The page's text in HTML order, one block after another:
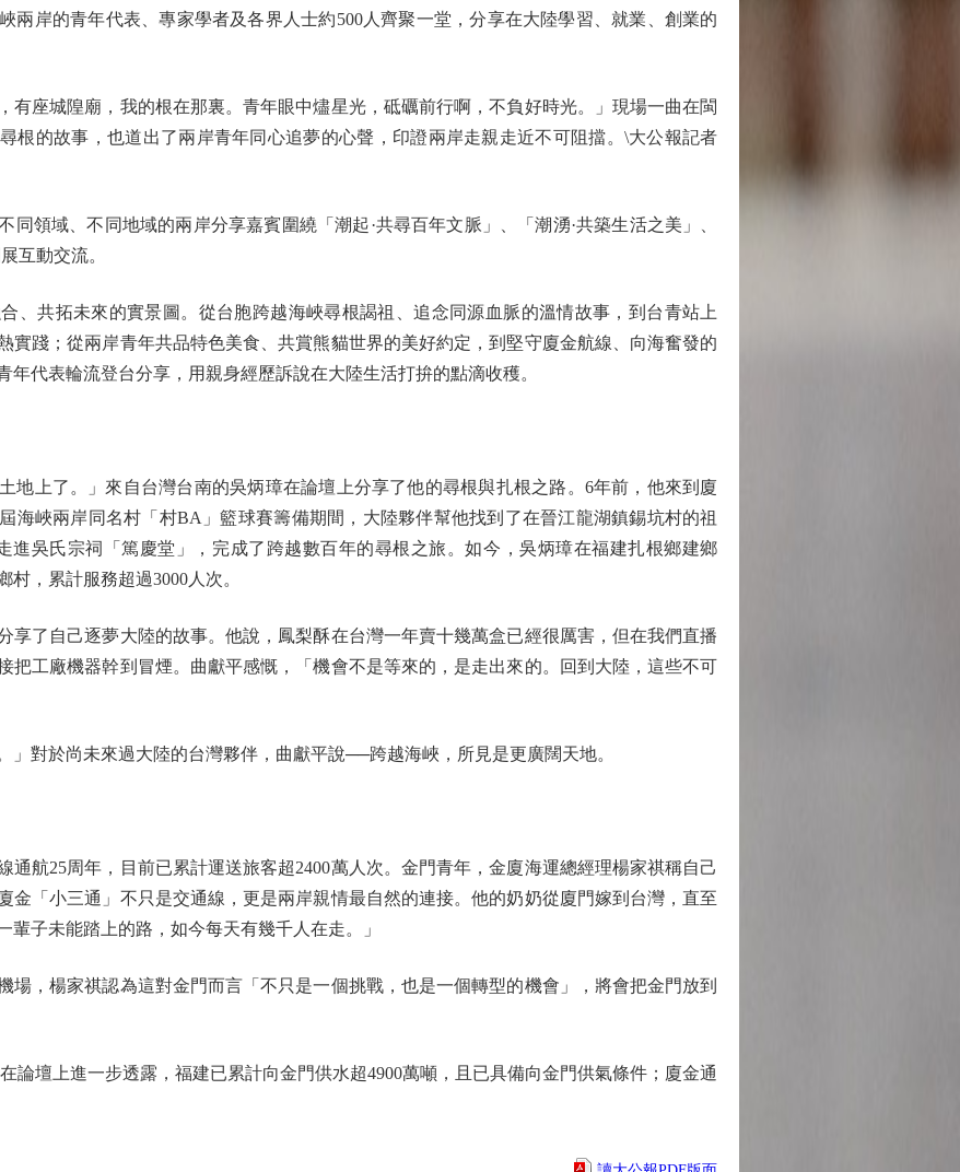
兩岸的青年代表、專家學者及各界人士約500人齊聚一堂，分享在大陸學習、就業、創業的
座城隍廟，我的根在那裏。青年眼中燼星光，砥礪前行啊，不負好時光。」現場一曲在閩
根的故事，也道出了兩岸青年同心追夢的心聲，印證兩岸走親走近不可阻擋。\大公報記者
領域、不同地域的兩岸分享嘉賓圍繞「潮起·共尋百年文脈」、「潮湧·共築生活之美」、
互動交流。
共拓未來的實景圖。從台胞跨越海峽尋根謁祖、追念同源血脈的溫情故事，到台青站上
實踐；從兩岸青年共品特色美食、共賞熊貓世界的美好約定，到堅守廈金航線、向海奮發的
年代表輪流登台分享，用親身經歷訴說在大陸生活打拚的點滴收穫。
上了。」來自台灣台南的吳炳璋在論壇上分享了他的尋根與扎根之路。6年前，他來到廈
海峽兩岸同名村「村BA」籃球賽籌備期間，大陸夥伴幫他找到了在晉江龍湖鎮錫坑村的祖
進吳氏宗祠「篤慶堂」，完成了跨越數百年的尋根之旅。如今，吳炳璋在福建扎根鄉建鄉
村，累計服務超過3000人次。
了自己逐夢大陸的故事。他說，鳳梨酥在台灣一年賣十幾萬盒已經很厲害，但在我們直播
把工廠機器幹到冒煙。曲獻平感慨，「機會不是等來的，是走出來的。回到大陸，這些不可
對於尚未來過大陸的台灣夥伴，曲獻平說──跨越海峽，所見是更廣闊天地。
航25周年，目前已累計運送旅客超2400萬人次。金門青年，金廈海運總經理楊家祺稱自己
金「小三通」不只是交通線，更是兩岸親情最自然的連接。他的奶奶從廈門嫁到台灣，直至
子未能踏上的路，如今每天有幾千人在走。」
，楊家祺認為這對金門而言「不只是一個挑戰，也是一個轉型的機會」，將會把金門放到
壇上進一步透露，福建已累計向金門供水超4900萬噸，且已具備向金門供氣條件；廈金通